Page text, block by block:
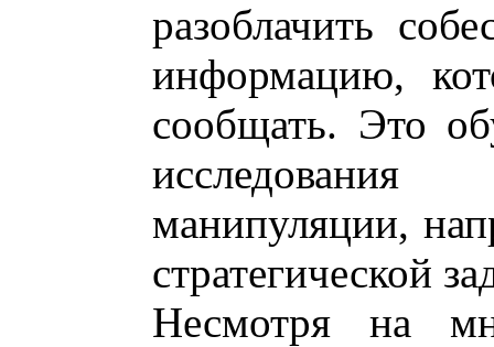
разоблачить
информацию,
сообщать. Это
манипуляции,
стратегической
Несмотря на